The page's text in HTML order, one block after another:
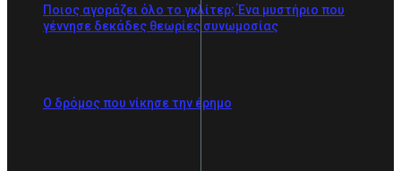
Ποιος αγοράζει όλο το γκλίτερ; Ένα μυστήριο που
γέννησε δεκάδες θεωρίες συνωμοσίας
Ο δρόμος που νίκησε την έρημο